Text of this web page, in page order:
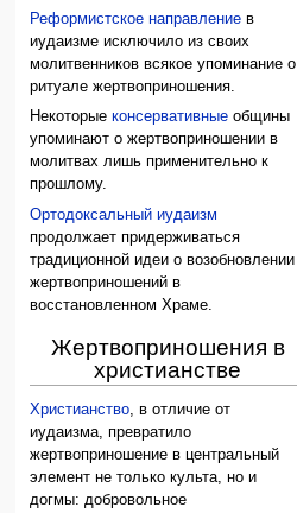
Реформистское направление в
иудаизме исключило из своих
молитвенников всякое упоминание о
ритуале жертвоприношения.
Некоторыеконсервативные общины
упоминают о жертвоприношении в
молитвах лишь применительно к
прошлому.
Ортодоксальный иудаизм
продолжает придерживаться
традиционной идеи о возобновлении
жертвоприношений в
восстановленном Храме.
Жертвоприношения в
христианстве
Христианство, в отличие от
иудаизма, превратило
жертвоприношение в центральный
элемент не только культа, но и
догмы: добровольное